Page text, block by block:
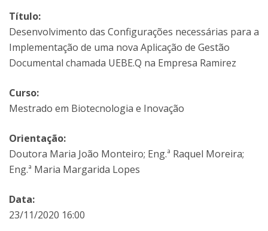
Título:
Desenvolvimento das Configurações necessárias para a
Implementação de uma nova Aplicação de Gestão
Documental chamada UEBE.Q na Empresa Ramirez
Curso:
Mestrado em Biotecnologia e Inovação
Orientação:
Doutora Maria João Monteiro; Eng.ª Raquel Moreira;
Eng.ª Maria Margarida Lopes
Data:
23/11/2020 16:00